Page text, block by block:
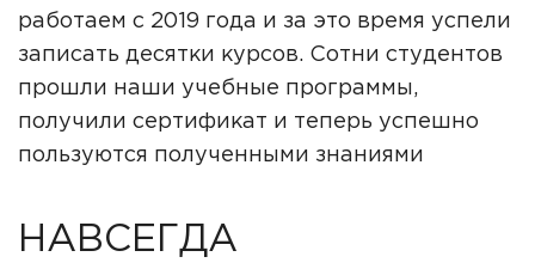
работаем с 2019 года и за это время успели
записать десятки курсов. Сотни студентов
прошли наши учебные программы,
получили сертификат и теперь успешно
пользуются полученными знаниями
НАВСЕГДА